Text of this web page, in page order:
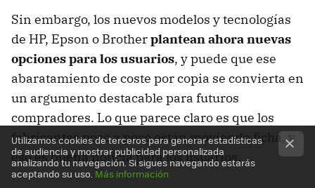
Sin embargo, los nuevos modelos y tecnologías
de HP, Epson o Brotherplantean ahora nuevas
opciones para los usuarios, y puede que ese
abaratamiento de coste por copia se convierta en
un argumento destacable para futuros
compradores. Lo que parece claro es que los
fabricantes poco a poco están moviendo ficha, y
eso es buena noticia para los usuarios.
Utilizamos cookies de terceros para generar estadísticas
de audiencia y mostrar publicidad personalizada
analizando tu navegación. Si sigues navegando estarás
aceptando su uso. Más información